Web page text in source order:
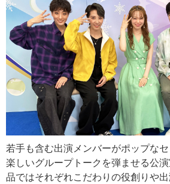
若手も含む出演メンバーがポップな
楽しいグループトークを弾ませる公
品ではそれぞれこだわりの役創りや